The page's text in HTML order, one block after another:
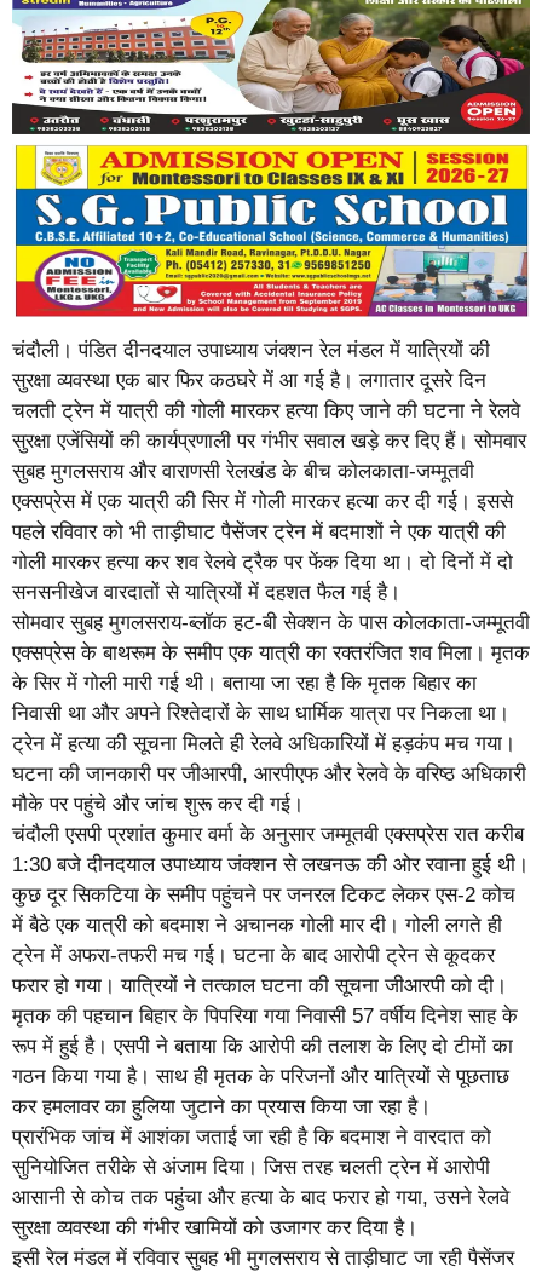
चंदौली। पंडित दीनदयाल उपाध्याय जंक्शन रेल मंडल में यात्रियों की
सुरक्षा व्यवस्था एक बार फिर कठघरे में आ गई है। लगातार दूसरे दिन
चलती ट्रेन में यात्री की गोली मारकर हत्या किए जाने की घटना ने रेलवे
सुरक्षा एजेंसियों की कार्यप्रणाली पर गंभीर सवाल खड़े कर दिए हैं। सोमवार
सुबह मुगलसराय और वाराणसी रेलखंड के बीच कोलकाता-जम्मूतवी
एक्सप्रेस में एक यात्री की सिर में गोली मारकर हत्या कर दी गई। इससे
पहले रविवार को भी ताड़ीघाट पैसेंजर ट्रेन में बदमाशों ने एक यात्री की
गोली मारकर हत्या कर शव रेलवे ट्रैक पर फेंक दिया था। दो दिनों में दो
सनसनीखेज वारदातों से यात्रियों में दहशत फैल गई है।
सोमवार सुबह मुगलसराय-ब्लॉक हट-बी सेक्शन के पास कोलकाता-जम्मूतवी
एक्सप्रेस के बाथरूम के समीप एक यात्री का रक्तरंजित शव मिला। मृतक
के सिर में गोली मारी गई थी। बताया जा रहा है कि मृतक बिहार का
निवासी था और अपने रिश्तेदारों के साथ धार्मिक यात्रा पर निकला था।
ट्रेन में हत्या की सूचना मिलते ही रेलवे अधिकारियों में हड़कंप मच गया।
घटना की जानकारी पर जीआरपी, आरपीएफ और रेलवे के वरिष्ठ अधिकारी
मौके पर पहुंचे और जांच शुरू कर दी गई।
चंदौली एसपी प्रशांत कुमार वर्मा के अनुसार जम्मूतवी एक्सप्रेस रात करीब
1:30 बजे दीनदयाल उपाध्याय जंक्शन से लखनऊ की ओर रवाना हुई थी।
कुछ दूर सिकटिया के समीप पहुंचने पर जनरल टिकट लेकर एस-2 कोच
में बैठे एक यात्री को बदमाश ने अचानक गोली मार दी। गोली लगते ही
ट्रेन में अफरा-तफरी मच गई। घटना के बाद आरोपी ट्रेन से कूदकर
फरार हो गया। यात्रियों ने तत्काल घटना की सूचना जीआरपी को दी।
मृतक की पहचान बिहार के पिपरिया गया निवासी 57 वर्षीय दिनेश साह के
रूप में हुई है। एसपी ने बताया कि आरोपी की तलाश के लिए दो टीमों का
गठन किया गया है। साथ ही मृतक के परिजनों और यात्रियों से पूछताछ
कर हमलावर का हुलिया जुटाने का प्रयास किया जा रहा है।
प्रारंभिक जांच में आशंका जताई जा रही है कि बदमाश ने वारदात को
सुनियोजित तरीके से अंजाम दिया। जिस तरह चलती ट्रेन में आरोपी
आसानी से कोच तक पहुंचा और हत्या के बाद फरार हो गया, उसने रेलवे
सुरक्षा व्यवस्था की गंभीर खामियों को उजागर कर दिया है।
इसी रेल मंडल में रविवार सुबह भी मुगलसराय से ताड़ीघाट जा रही पैसेंजर